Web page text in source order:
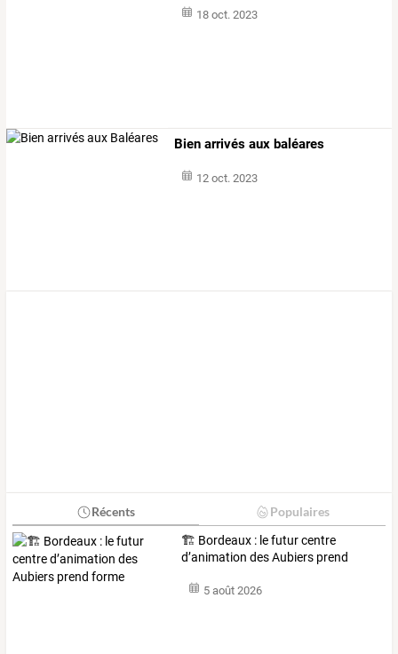
18 oct. 2023
Bien arrivés aux baléares
12 oct. 2023
Récents Populaires
🏗️ Bordeaux : le futur centre
d’animation des Aubiers prend
5 août 2026